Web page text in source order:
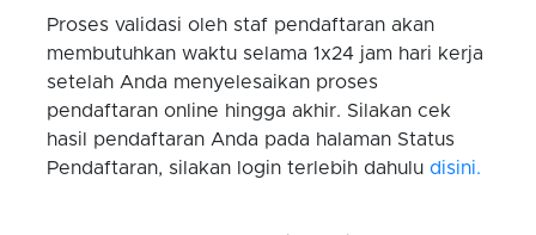
Proses validasi oleh staf pendaftaran akan
membutuhkan waktu selama 1x24 jam hari kerja
setelah Anda menyelesaikan proses
pendaftaran online hingga akhir. Silakan cek
hasil pendaftaran Anda pada halaman Status
Pendaftaran, silakan login terlebih dahulu disini.